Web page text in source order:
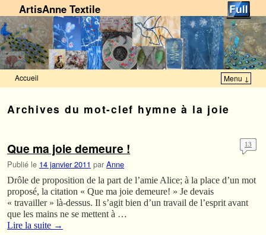
ArtisAnne Textile
Accueil Menu ↓
Archives du mot-clef hymne à la joie
Que ma joie demeure !
Publié le 14 janvier 2011 par Anne
13
Drôle de proposition de la part de l’amie Alice; à la place d’un mot
proposé, la citation « Que ma joie demeure! » Je devais
« travailler » là-dessus. Il s’agit bien d’un travail de l’esprit avant
que les mains ne se mettent à …
Lire la suite →